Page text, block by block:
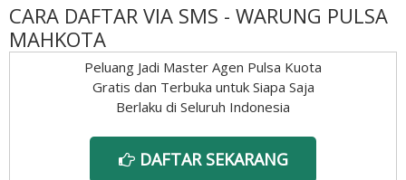
CARA DAFTAR VIA SMS - WARUNG PULSA
MAHKOTA
Peluang Jadi Master Agen Pulsa Kuota
Gratis dan Terbuka untuk Siapa Saja
Berlaku di Seluruh Indonesia
DAFTAR SEKARANG